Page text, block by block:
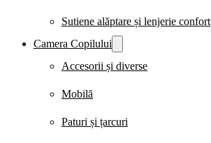
Sutiene alăptare și lenjerie confort
Camera Copilului
Accesorii și diverse
Mobilă
Paturi și țarcuri